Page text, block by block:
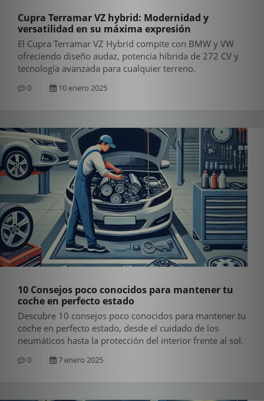
Cupra Terramar VZ hybrid: Modernidad y
versatilidad en su máxima expresión
El Cupra Terramar VZ Hybrid compite con BMW y VW
ofreciendo diseño audaz, potencia híbrida de 272 CV y
tecnología avanzada para cualquier terreno.
0 10 enero 2025
10 Consejos poco conocidos para mantener tu
coche en perfecto estado
Descubre 10 consejos poco conocidos para mantener tu
coche en perfecto estado, desde el cuidado de los
neumáticos hasta la protección del interior frente al sol.
0 7 enero 2025